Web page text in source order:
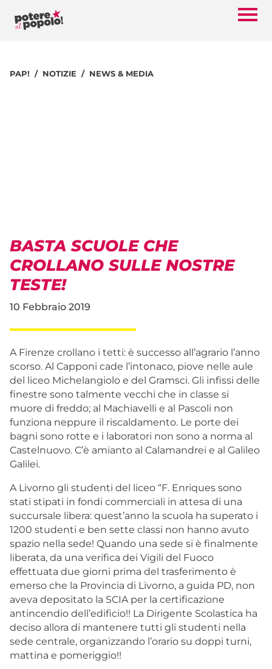
PAP! NOTIZIE NEWS & MEDIA
BASTA SCUOLE CHE
CROLLANO SULLE NOSTRE
TESTE!
10 Febbraio 2019
A Firenze crollano i tetti: è successo all’agrario l’anno
scorso. Al Capponi cade l’intonaco, piove nelle aule
del liceo Michelangiolo e del Gramsci. Gli infissi delle
finestre sono talmente vecchi che in classe si
muore di freddo; al Machiavelli e al Pascoli non
funziona neppure il riscaldamento. Le porte dei
bagni sono rotte e i laboratori non sono a norma al
Castelnuovo. C’è amianto al Calamandrei e al Galileo
Galilei.
A Livorno gli studenti del liceo “F. Enriques sono
stati stipati in fondi commerciali in attesa di una
succursale libera: quest’anno la scuola ha superato i
1200 studenti e ben sette classi non hanno avuto
spazio nella sede! Quando una sede si è finalmente
liberata, da una verifica dei Vigili del Fuoco
effettuata due giorni prima del trasferimento è
emerso che la Provincia di Livorno, a guida PD, non
aveva depositato la SCIA per la certificazione
antincendio dell’edificio!! La Dirigente Scolastica ha
deciso allora di mantenere tutti gli studenti nella
sede centrale, organizzando l’orario su doppi turni,
mattina e pomeriggio!!